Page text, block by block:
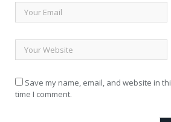
Save my name, email, and website in
time I comment.